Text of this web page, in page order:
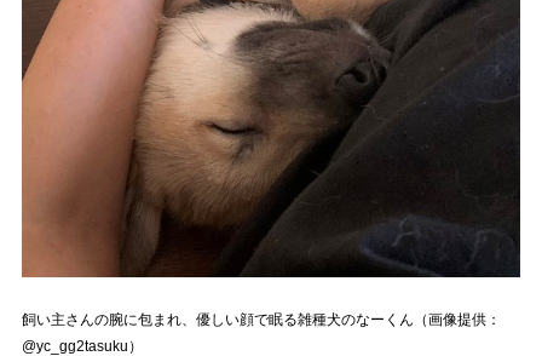
飼い主さんの腕に包まれ、優しい顔で眠る雑種犬のなーくん（画像提供：
@yc_gg2tasuku）